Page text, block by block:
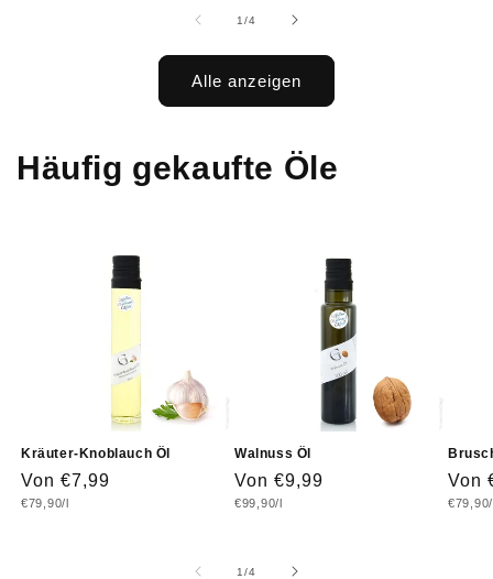
1/von
4
Alle anzeigen
Häufig gekaufte Öle
Kräuter-Knoblauch Öl
Normaler
Preis
Von €7,99
Grundpreis
€79,90/l
Walnuss Öl
Normaler
Preis
Von €9,99
Grundpreis
€99,90/l
Preis
Von
1/von
4